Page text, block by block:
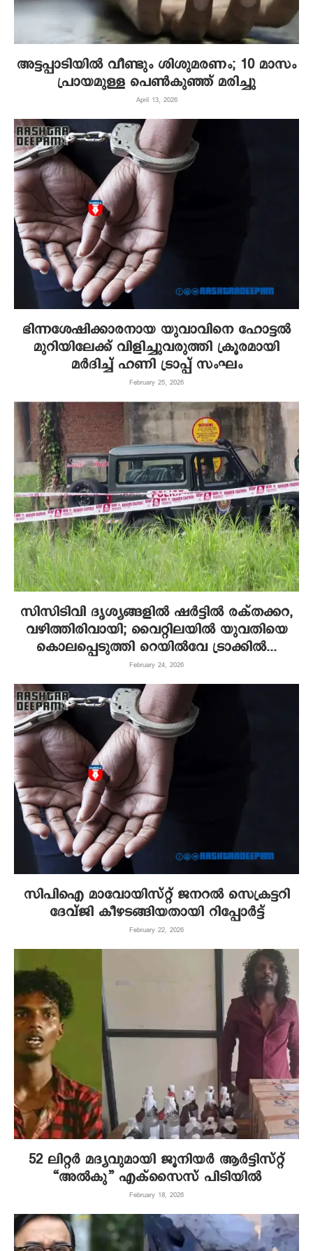
അട്ടപ്പാടിയിൽ വീണ്ടും ശിശുമരണം; 10 മാസം
പ്രായമുള്ള പെൺകുഞ്ഞ് മരിച്ചു
April 13, 2026
ഭിന്നശേഷിക്കാരനായ യുവാവിനെ ഹോട്ടല്‍
മുറിയിലേക്ക് വിളിച്ചുവരുത്തി ക്രൂരമായി
മര്‍ദിച്ച് ഹണി ട്രാപ്പ് സംഘം
February 25, 2026
സിസിടിവി ദൃശ്യങ്ങളിൽ ഷർട്ടിൽ രക്തക്കറ,
വഴിത്തിരിവായി; വൈറ്റിലയിൽ യുവതിയെ
കൊലപ്പെടുത്തി റെയിൽവേ ട്രാക്കിൽ...
February 24, 2026
സിപിഐ മാവോയിസ്റ്റ് ജനറൽ സെക്രട്ടറി
ദേവ്ജി കീഴടങ്ങിയതായി റിപ്പോർട്ട്
February 22, 2026
52 ലിറ്റര്‍ മദ്യവുമായി ജൂനിയർ ആർട്ടിസ്റ്റ്
“അൽകു” എക്സൈസ് പിടിയിൽ
February 18, 2026